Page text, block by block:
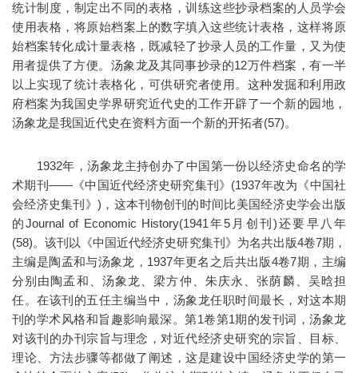
统计制度，制定出不同的表格，训练这些抄录档案的人员学会
使用表格，将原始档案上的数字填入这些统计表格，这样将原
始档案转化成计量表格，既减轻了抄录人员的工作量，又为使
用者提供了方便。汤象龙及其同事抄录的12万件档案，有一半
以上实现了统计表格化，可供研究者使用。这种发掘和利用政
府档案为我国史学界研究近代史的工作开辟了一个新的园地，
汤象龙是我国近代史在资料方面一个新的开拓者(57)。
1932年，汤象龙主持创办了中国第一份以经济史命名的学
术期刊——《中国近代经济史研究集刊》(1937年改为《中国社
会经济史集刊》)，这本刊物创刊的时间比美国经济史学会出版
的Journal of Economic History(1941年5月创刊)还要早八年
(58)。该刊以《中国近代经济史研究集刊》为名共出版4卷7期，
主编是陶孟和与汤象龙，1937年更名之后共出版4卷7期，主编
分别由陶孟和、汤象龙、梁方仲、朱庆永、张荫麟、吴晗担
任。在该刊的五任主编当中，汤象龙任职时间最长，对这本期
刊的学术风格和旨趣影响最深。第1卷第1期的发刊词，汤象龙
对该刊的办刊宗旨与理念，对近代经济史研究的宗旨、目标、
理论、方法步骤等都做了阐述，这是建设中国经济史学的第一